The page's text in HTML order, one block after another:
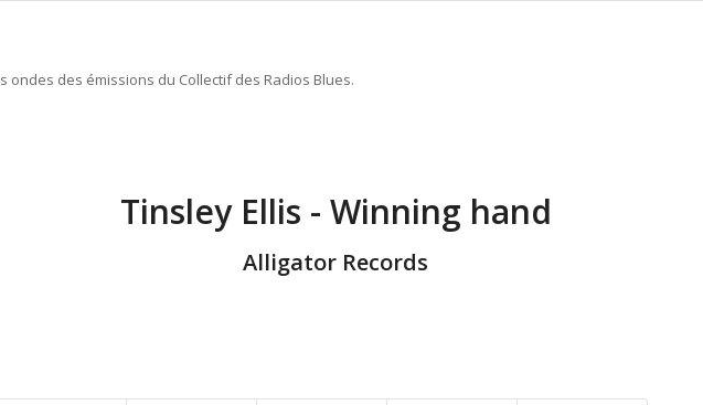
des émissions du Collectif des Radios Blues.
Tinsley Ellis - Winning hand
Alligator Records